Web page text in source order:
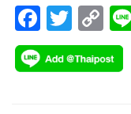
F
ac
e
T
wi
tt
C
o
p